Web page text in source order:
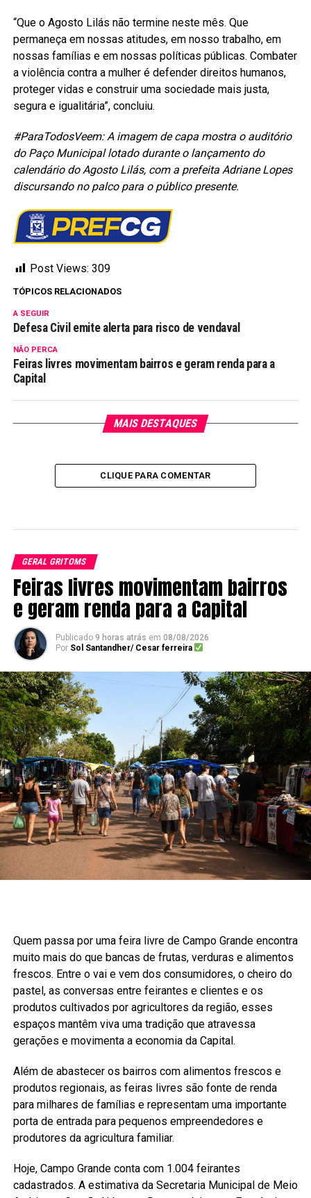
“Que o Agosto Lilás não termine neste mês. Que
permaneça em nossas atitudes, em nosso trabalho, em
nossas famílias e em nossas políticas públicas. Combater
a violência contra a mulher é defender direitos humanos,
proteger vidas e construir uma sociedade mais justa,
segura e igualitária”, concluiu.
#ParaTodosVeem: A imagem de capa mostra o auditório
do Paço Municipal lotado durante o lançamento do
calendário do Agosto Lilás, com a prefeita Adriane Lopes
discursando no palco para o público presente.
Post Views: 309
TÓPICOS RELACIONADOS
A SEGUIR
Defesa Civil emite alerta para risco de vendaval
NÃO PERCA
Feiras livres movimentam bairros e geram renda para a
Capital
MAIS DESTAQUES
CLIQUE PARA COMENTAR
GERAL GRITOMS
Feiras livres movimentam bairros
e geram renda para a Capital
Publicado 9 horas atrás em 08/08/2026
Por Sol Santandher/ Cesar ferreira
Quem passa por uma feira livre de Campo Grande encontra
muito mais do que bancas de frutas, verduras e alimentos
frescos. Entre o vai e vem dos consumidores, o cheiro do
pastel, as conversas entre feirantes e clientes e os
produtos cultivados por agricultores da região, esses
espaços mantêm viva uma tradição que atravessa
gerações e movimenta a economia da Capital.
Além de abastecer os bairros com alimentos frescos e
produtos regionais, as feiras livres são fonte de renda
para milhares de famílias e representam uma importante
porta de entrada para pequenos empreendedores e
produtores da agricultura familiar.
Hoje, Campo Grande conta com 1.004 feirantes
cadastrados. A estimativa da Secretaria Municipal de Meio